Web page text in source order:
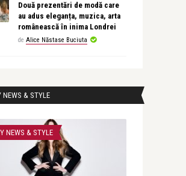
Două prezentări de modă care
au adus eleganța, muzica, arta
românească în inima Londrei
de Alice Năstase Buciuta
NEWS & STYLE
NEWS & STYLE